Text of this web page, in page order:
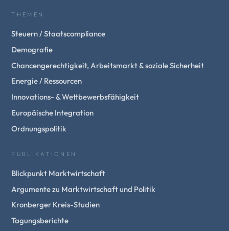
THEMEN
Steuern / Staatscompliance
Demografie
Chancengerechtigkeit, Arbeitsmarkt & soziale Sicherheit
Energie / Ressourcen
Innovations- & Wettbewerbsfähigkeit
Europäische Integration
Ordnungspolitik
PUBLIKATIONEN
Blickpunkt Marktwirtschaft
Argumente zu Marktwirtschaft und Politik
Kronberger Kreis-Studien
Tagungsberichte